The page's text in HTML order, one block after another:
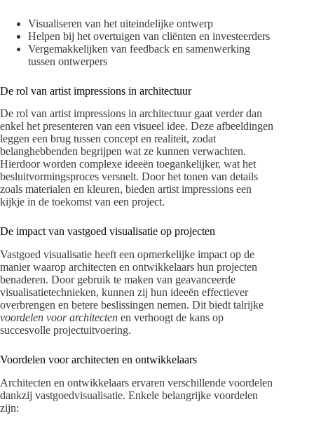
Visualiseren van het uiteindelijke ontwerp
Helpen bij het overtuigen van cliënten en investeerders
Vergemakkelijken van feedback en samenwerking
tussen ontwerpers
De rol van artist impressions in architectuur
De rol van artist impressions in architectuur gaat verder dan
enkel het presenteren van een visueel idee. Deze afbeeldingen
leggen een brug tussen concept en realiteit, zodat
belanghebbenden begrijpen wat ze kunnen verwachten.
Hierdoor worden complexe ideeën toegankelijker, wat het
besluitvormingsproces versnelt. Door het tonen van details
zoals materialen en kleuren, bieden artist impressions een
kijkje in de toekomst van een project.
De impact van vastgoed visualisatie op projecten
Vastgoed visualisatie heeft een opmerkelijke impact op de
manier waarop architecten en ontwikkelaars hun projecten
benaderen. Door gebruik te maken van geavanceerde
visualisatietechnieken, kunnen zij hun ideeën effectiever
overbrengen en betere beslissingen nemen. Dit biedt talrijke
voordelen voor architecten en verhoogt de kans op
succesvolle projectuitvoering.
Voordelen voor architecten en ontwikkelaars
Architecten en ontwikkelaars ervaren verschillende voordelen
dankzij vastgoedvisualisatie. Enkele belangrijke voordelen
zijn: